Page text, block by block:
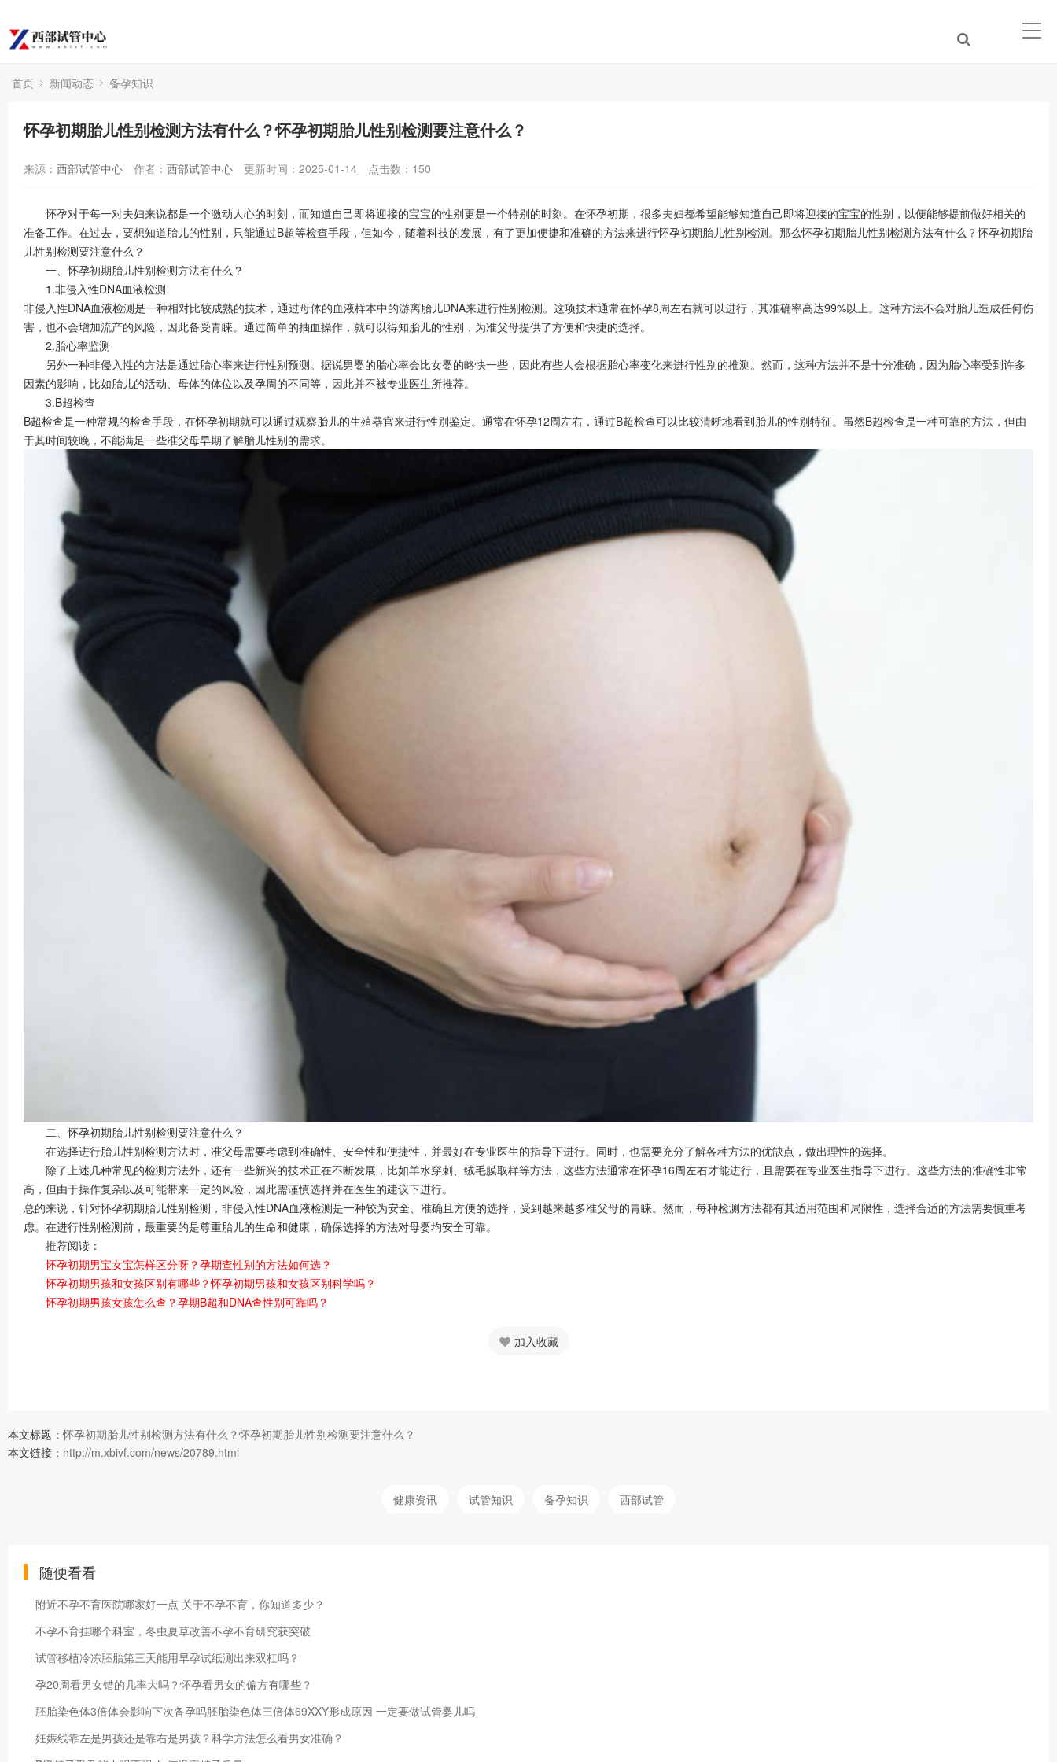
首页 新闻动态 备孕知识
怀孕初期胎儿性别检测方法有什么？怀孕初期胎儿性别检测要注意什么？
来源： 西部试管中心 作者： 西部试管中心 更新时间：2025-01-14 点击数： 150
怀孕对于每一对夫妇来说都是一个激动人心的时刻，而知道自己即将迎接的宝宝的性别更是一个特别的时刻。在怀孕初期，很多夫妇都希望能够知道自己即将迎接的宝宝的性别，以便能够提前做好相关的
准备工作。在过去，要想知道胎儿的性别，只能通过B超等检查手段，但如今，随着科技的发展，有了更加便捷和准确的方法来进行怀孕初期胎儿性别检测。那么怀孕初期胎儿性别检测方法有什么？怀孕初期胎
儿性别检测要注意什么？
一、怀孕初期胎儿性别检测方法有什么？
1.非侵入性DNA血液检测
非侵入性DNA血液检测是一种相对比较成熟的技术，通过母体的血液样本中的游离胎儿DNA来进行性别检测。这项技术通常在怀孕8周左右就可以进行，其准确率高达99%以上。这种方法不会对胎儿造成任何伤
害，也不会增加流产的风险，因此备受青睐。通过简单的抽血操作，就可以得知胎儿的性别，为准父母提供了方便和快捷的选择。
2.胎心率监测
另外一种非侵入性的方法是通过胎心率来进行性别预测。据说男婴的胎心率会比女婴的略快一些，因此有些人会根据胎心率变化来进行性别的推测。然而，这种方法并不是十分准确，因为胎心率受到许多
因素的影响，比如胎儿的活动、母体的体位以及孕周的不同等，因此并不被专业医生所推荐。
3.B超检查
B超检查是一种常规的检查手段，在怀孕初期就可以通过观察胎儿的生殖器官来进行性别鉴定。通常在怀孕12周左右，通过B超检查可以比较清晰地看到胎儿的性别特征。虽然B超检查是一种可靠的方法，但由
于其时间较晚，不能满足一些准父母早期了解胎儿性别的需求。
二、怀孕初期胎儿性别检测要注意什么？
在选择进行胎儿性别检测方法时，准父母需要考虑到准确性、安全性和便捷性，并最好在专业医生的指导下进行。同时，也需要充分了解各种方法的优缺点，做出理性的选择。
除了上述几种常见的检测方法外，还有一些新兴的技术正在不断发展，比如羊水穿刺、绒毛膜取样等方法，这些方法通常在怀孕16周左右才能进行，且需要在专业医生指导下进行。这些方法的准确性非常
高，但由于操作复杂以及可能带来一定的风险，因此需谨慎选择并在医生的建议下进行。
总的来说，针对怀孕初期胎儿性别检测，非侵入性DNA血液检测是一种较为安全、准确且方便的选择，受到越来越多准父母的青睐。然而，每种检测方法都有其适用范围和局限性，选择合适的方法需要慎重考
虑。在进行性别检测前，最重要的是尊重胎儿的生命和健康，确保选择的方法对母婴均安全可靠。
推荐阅读：
怀孕初期男宝女宝怎样区分呀？孕期查性别的方法如何选？
怀孕初期男孩和女孩区别有哪些？怀孕初期男孩和女孩区别科学吗？
怀孕初期男孩女孩怎么查？孕期B超和DNA查性别可靠吗？
加入收藏
本文标题：怀孕初期胎儿性别检测方法有什么？怀孕初期胎儿性别检测要注意什么？
本文链接： http://m.xbivf.com/news/20789.html
健康资讯 试管知识 备孕知识 西部试管
随便看看
附近不孕不育医院哪家好一点 关于不孕不育，你知道多少？
不孕不育挂哪个科室，冬虫夏草改善不孕不育研究获突破
试管移植冷冻胚胎第三天能用早孕试纸测出来双杠吗？
孕20周看男女错的几率大吗？怀孕看男女的偏方有哪些？
胚胎染色体3倍体会影响下次备孕吗胚胎染色体三倍体69XXY形成原因 一定要做试管婴儿吗
妊娠线靠左是男孩还是靠右是男孩？科学方法怎么看男女准确？